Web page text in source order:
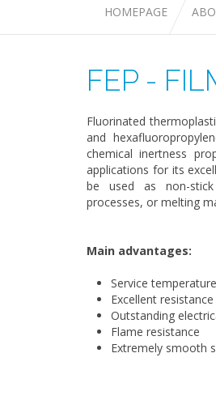
HOMEPAGE
FEP -
Fluorinated
and
chemical inertness
applications for its
be used as non-
processes, or melting
Main advantages:
Service
Excellent
Outstanding
Flame resistance
Extremely smooth